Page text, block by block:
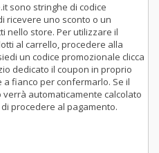
sono stringhe di codice
ricevere uno sconto o un
nello store. Per utilizzare il
al carrello, procedere alla
un codice promozionale clicca
dedicato il coupon in proprio
fianco per confermarlo. Se il
automaticamente calcolato
procedere al pagamento.